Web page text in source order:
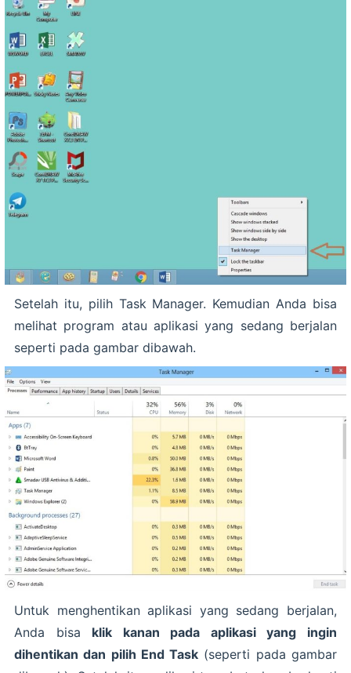
Setelah itu, pilih Task Manager. Kemudian Anda bisa
melihat program atau aplikasi yang sedang berjalan
seperti pada gambar dibawah.
Untuk menghentikan aplikasi yang sedang berjalan,
Anda bisa klik kanan pada aplikasi yang ingin
dihentikan dan pilih End Task (seperti pada gambar